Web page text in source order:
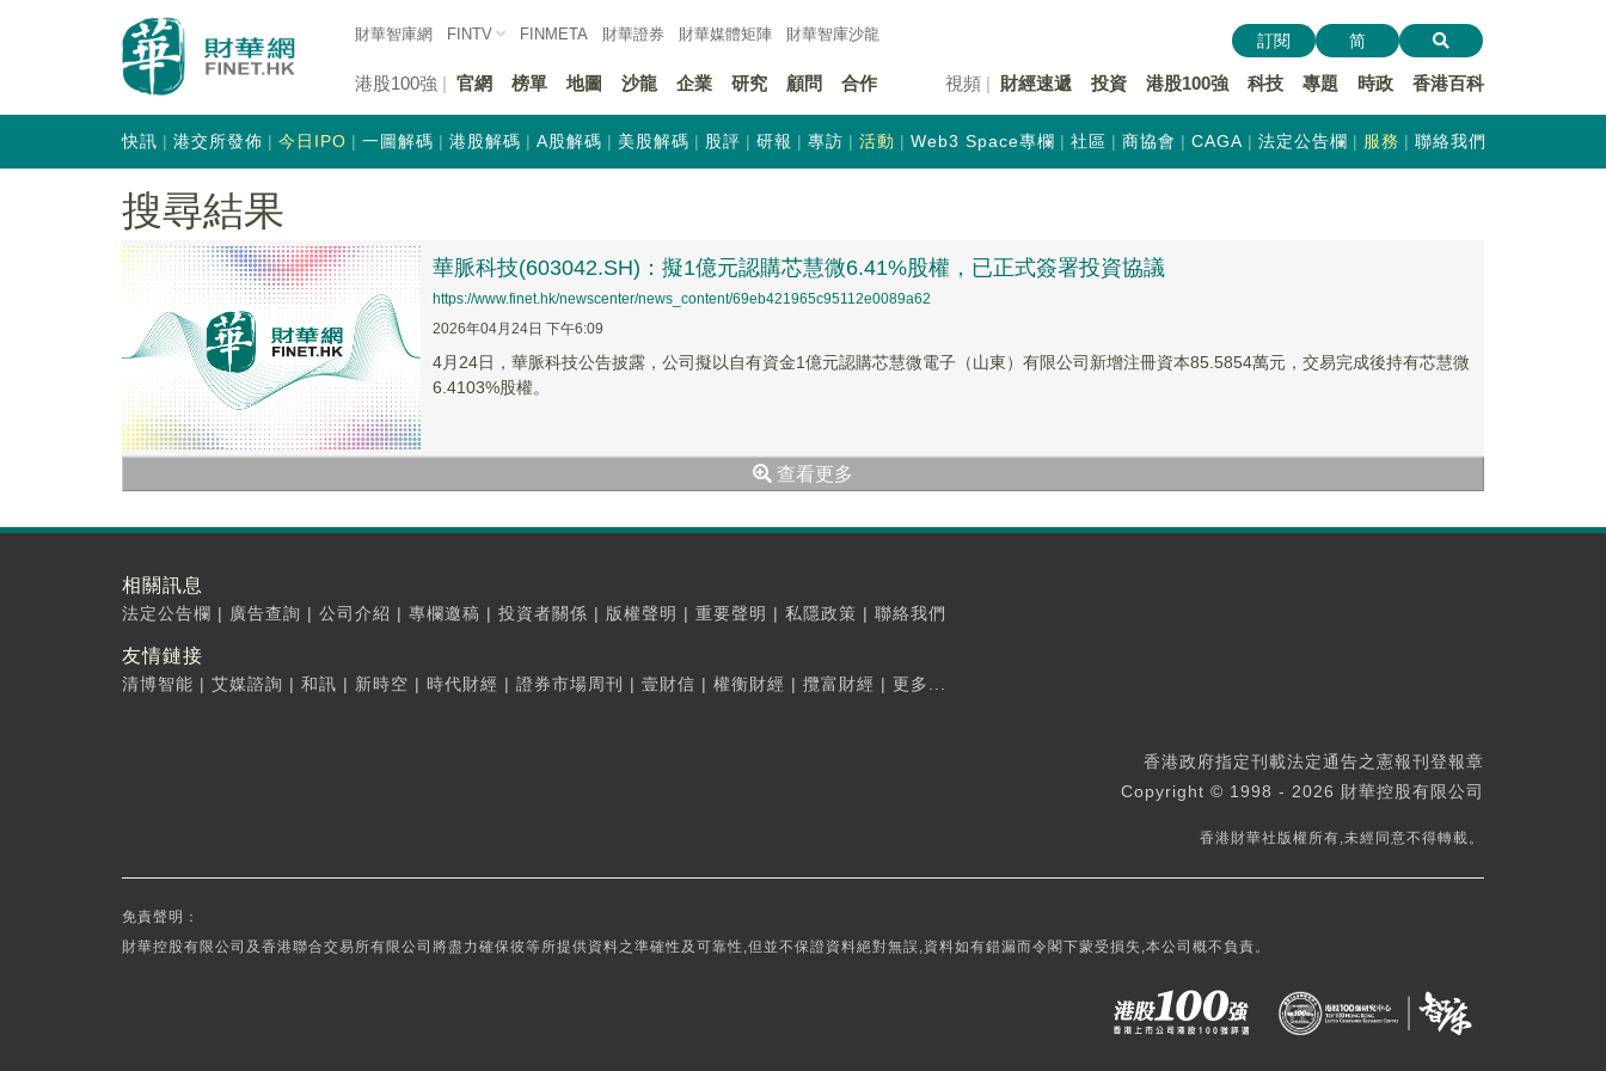
財華智庫網 FINTV FINMETA 財華證券 財華媒體矩陣 財華智庫沙龍
港股100強 官網 榜單 地圖 沙龍 企業 研究 顧問 合作 視頻 財經速遞 投資 港股100強 科技 專題 時政 香港百科
訂閱 简
快訊 港交所發佈 今日IPO 一圖解碼 港股解碼 A股解碼 美股解碼 股評 研報 專訪 活動 Web3 Space專欄 社區 商協會 CAGA 法定公告欄 服務 聯絡我們
搜尋結果
華脈科技(603042.SH)：擬1億元認購芯慧微6.41%股權，已正式簽署投資協議
https://www.finet.hk/newscenter/news_content/69eb421965c95112e0089a62
2026年04月24日 下午6:09
4月24日，華脈科技公告披露，公司擬以自有資金1億元認購芯慧微電子（山東）有限公司新增注冊資本85.5854萬元，交易完成後持有芯慧微
6.4103%股權。
查看更多
相關訊息
法定公告欄 | 廣告查詢 | 公司介紹 | 專欄邀稿 | 投資者關係 | 版權聲明 | 重要聲明 | 私隱政策 | 聯絡我們
友情鏈接
清博智能 | 艾媒諮詢 | 和訊 | 新時空 | 時代財經 | 證券市場周刊 | 壹財信 | 權衡財經 | 攬富財經 | 更多...
香港政府指定刊載法定通告之憲報刊登報章
Copyright © 1998 - 2026 財華控股有限公司
香港財華社版權所有,未經同意不得轉載。
免責聲明：
財華控股有限公司及香港聯合交易所有限公司將盡力確保彼等所提供資料之準確性及可靠性,但並不保證資料絕對無誤,資料如有錯漏而令閣下蒙受損失,本公司概不負責。